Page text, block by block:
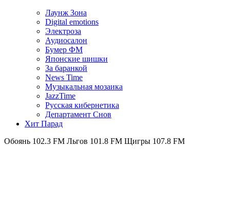
Лаунж Зона
Digital emotions
Электроза
Аудиосалон
Бумер ФМ
Японскиe шишки
За баранкой
News Time
Музыкальная мозаика
JazzTime
Русская кибернетика
Департамент Снов
Хит Парад
FM Льгов 101.8 FM Щигры 107.8 FM